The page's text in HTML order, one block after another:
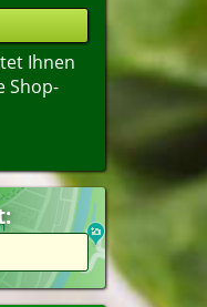
Ihnen
Shop-